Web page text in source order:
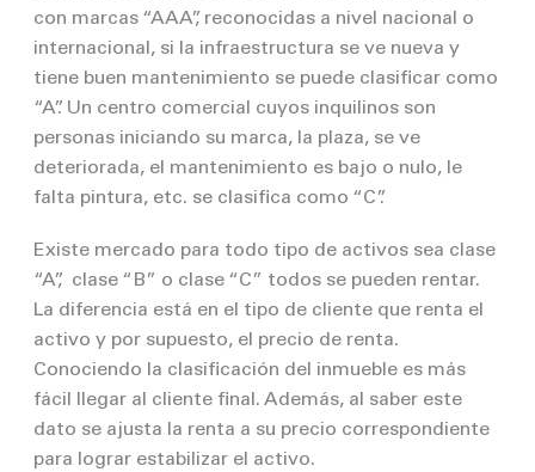
con marcas “AAA”, reconocidas a nivel nacional o
internacional, si la infraestructura se ve nueva y
tiene buen mantenimiento se puede clasificar como
“A”. Un centro comercial cuyos inquilinos son
personas iniciando su marca, la plaza, se ve
deteriorada, el mantenimiento es bajo o nulo, le
falta pintura, etc. se clasifica como “C”.
Existe mercado para todo tipo de activos sea clase
“A”, clase “B” o clase “C” todos se pueden rentar.
La diferencia está en el tipo de cliente que renta el
activo y por supuesto, el precio de renta.
Conociendo la clasificación del inmueble es más
fácil llegar al cliente final. Además, al saber este
dato se ajusta la renta a su precio correspondiente
para lograr estabilizar el activo.